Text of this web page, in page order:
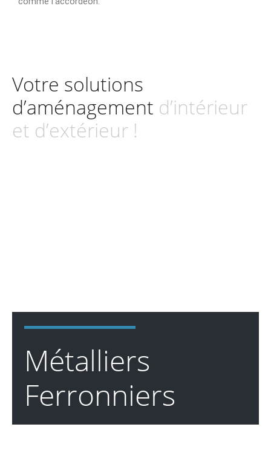
Votre solutions
d’aménagement d’intérieur
et d’extérieur !
Métalliers
Ferronniers